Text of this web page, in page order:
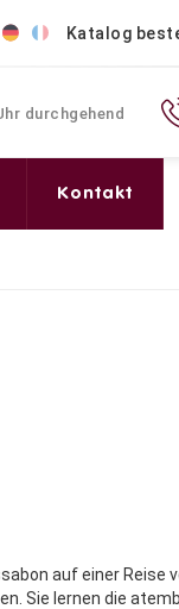
Katalog
durchgehend
Kontakt
auf einer Reise
Sie lernen die